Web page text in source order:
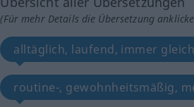
(Für mehr Details die Übersetzung
alltäglich, laufend, immer
routine-, gewohnheitsmäßig,